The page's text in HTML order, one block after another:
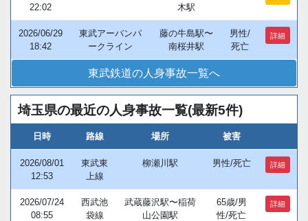
22:02 木駅
2026/06/29
18:42
東武アーバンパ
ークライン
藤の牛島駅〜
南桜井駅
男性/
死亡
詳細
東武鉄道の人身事故一覧へ
埼玉県の最近の人身事故一覧(最新5件)
日時 路線 場所 被害
2026/08/01
12:53
東武東
上線
柳瀬川駅 男性/死亡 詳細
2026/07/24
08:55
西武池
袋線
武蔵藤沢駅〜稲荷
山公園駅
65歳/男
性/死亡
詳細